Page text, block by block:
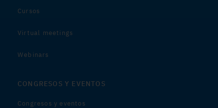
Cursos
Virtual meetings
Webinars
CONGRESOS Y EVENTOS
Congresos y eventos